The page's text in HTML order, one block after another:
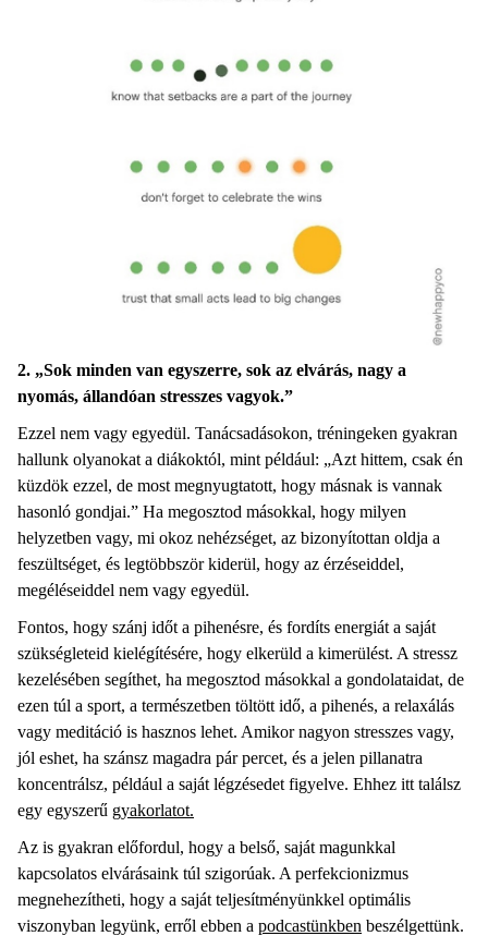
2. „Sok minden van egyszerre, sok az elvárás, nagy a
nyomás, állandóan stresszes vagyok.”
Ezzel nem vagy egyedül. Tanácsadásokon, tréningeken gyakran
hallunk olyanokat a diákoktól, mint például: „Azt hittem, csak én
küzdök ezzel, de most megnyugtatott, hogy másnak is vannak
hasonló gondjai.” Ha megosztod másokkal, hogy milyen
helyzetben vagy, mi okoz nehézséget, az bizonyítottan oldja a
feszültséget, és legtöbbször kiderül, hogy az érzéseiddel,
megéléseiddel nem vagy egyedül.
Fontos, hogy szánj időt a pihenésre, és fordíts energiát a saját
szükségleteid kielégítésére, hogy elkerüld a kimerülést. A stressz
kezelésében segíthet, ha megosztod másokkal a gondolataidat, de
ezen túl a sport, a természetben töltött idő, a pihenés, a relaxálás
vagy meditáció is hasznos lehet. Amikor nagyon stresszes vagy,
jól eshet, ha szánsz magadra pár percet, és a jelen pillanatra
koncentrálsz, például a saját légzésedet figyelve. Ehhez itt találsz
egy egyszerű gyakorlatot.
Az is gyakran előfordul, hogy a belső, saját magunkkal
kapcsolatos elvárásaink túl szigorúak. A perfekcionizmus
megnehezítheti, hogy a saját teljesítményünkkel optimális
viszonyban legyünk, erről ebben a podcastünkben beszélgettünk.